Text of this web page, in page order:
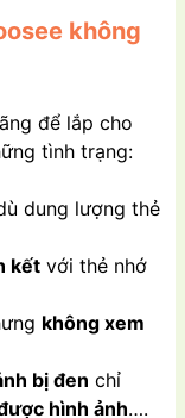
không
để lắp cho
tình trạng:
dung lượng thẻ
kết với thẻ nhớ
không xem
bị đen chỉ
hình ảnh….